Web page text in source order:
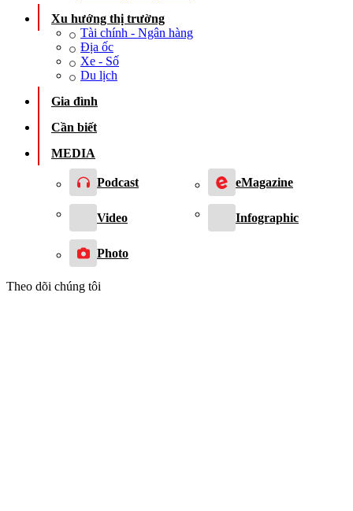
Xu hướng thị trường
Tài chính - Ngân hàng
Địa ốc
Xe - Số
Du lịch
Gia đình
Cần biết
MEDIA
Podcast eMagazine
Video Infographic
Photo
Theo dõi chúng tôi